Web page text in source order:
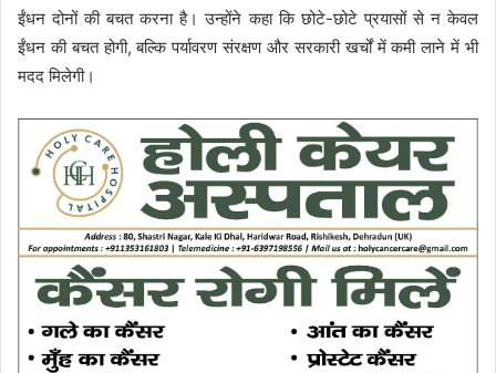
ईंधन दोनों की बचत करना है। उन्होंने कहा कि छोटे-छोटे प्रयासों से न केवल
ईंधन की बचत होगी, बल्कि पर्यावरण संरक्षण और सरकारी खर्चों में कमी लाने में भी
मदद मिलेगी।